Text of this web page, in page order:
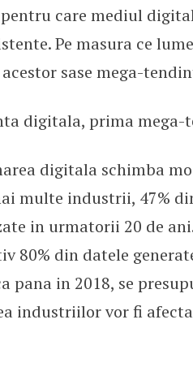
care mediul
Pe masura ce
sase mega-
digitala, prima mega-
digitala schimba
multe industrii, 47%
in urmatorii 20 de
80% din datele
pana in 2018, se
industriilor vor fi